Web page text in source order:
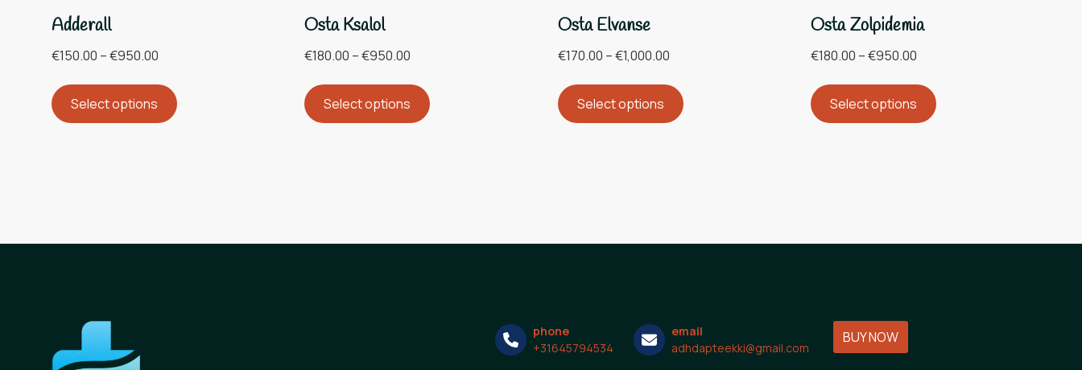
Adderall
€150.00 –€950.00
Select options
Osta Ksalol
€180.00 –€950.00
Select options
Osta Elvanse
€170.00 –€1,000.00
Select options
Osta Zolpidemia
€180.00 –€950.00
Select options
phone
+31645794534
email
adhdapteekki@gmail.com
BUY NOW